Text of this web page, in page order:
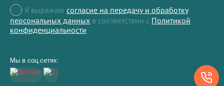
Я выражаю согласие на передачу и обработку
персональных данных в соответствии с Политикой
конфиденциальности
Мы в соц.сетях: